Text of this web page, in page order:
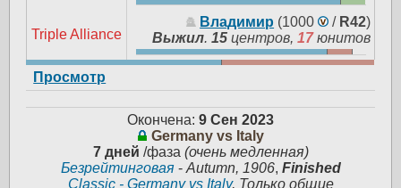
Triple Alliance
Владимир (1000 / R42)
Выжил.15 центров,17юнитов
Просмотр
Окончена: 9 Сен 2023
Germany vs Italy
7 дней /фаза (очень медленная)
Безрейтинговая- Autumn, 1906, Finished
Classic - Germany vs Italy, Только общие